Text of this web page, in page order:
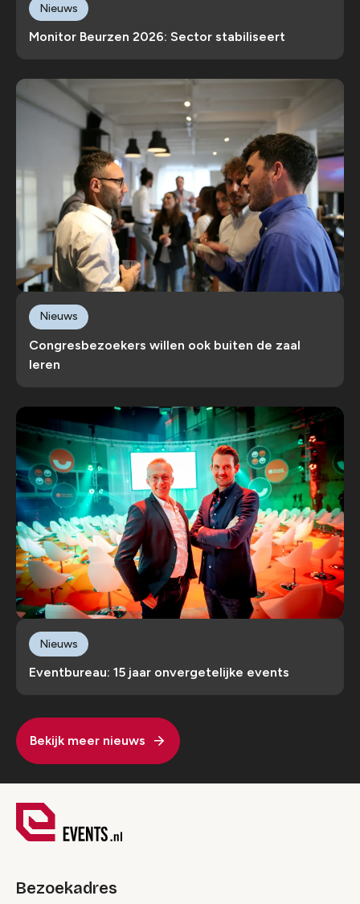
Monitor Beurzen 2026: Sector stabiliseert
Nieuws
Congresbezoekers willen ook buiten de zaal
leren
Nieuws
Eventbureau: 15 jaar onvergetelijke events
Nieuws
Bekijk meer nieuws
Bezoekadres